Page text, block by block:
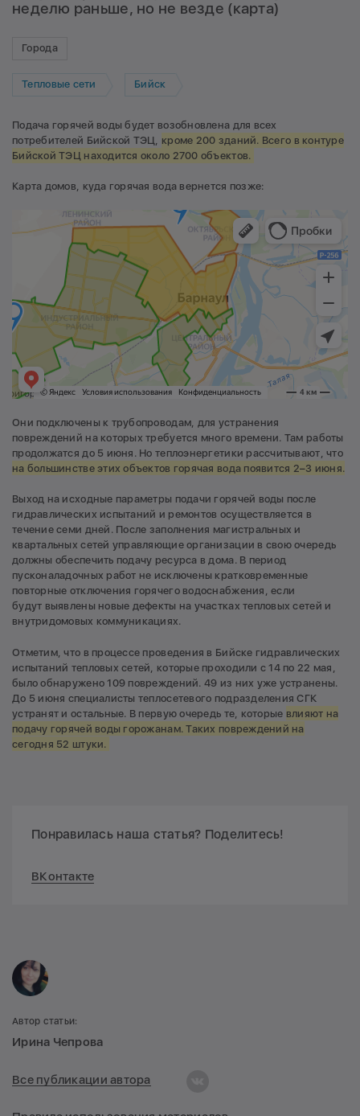
неделю раньше, но не везде (карта)
Города
Тепловые сети Бийск
Подача горячей воды будет возобновлена для всех
потребителей Бийской ТЭЦ, кроме 200 зданий. Всего в контуре
Бийской ТЭЦ находится около 2700 объектов.
Карта домов, куда горячая вода вернется позже:
Они подключены к трубопроводам, для устранения
повреждений на которых требуется много времени. Там работы
продолжатся до 5 июня. Но теплоэнергетики рассчитывают, что
на большинстве этих объектов горячая вода появится 2–3 июня.
Выход на исходные параметры подачи горячей воды после
гидравлических испытаний и ремонтов осуществляется в
течение семи дней. После заполнения магистральных и
квартальных сетей управляющие организации в свою очередь
должны обеспечить подачу ресурса в дома. В период
пусконаладочных работ не исключены кратковременные
повторные отключения горячего водоснабжения, если
будут выявлены новые дефекты на участках тепловых сетей и
внутридомовых коммуникациях.
Отметим, что в процессе проведения в Бийске гидравлических
испытаний тепловых сетей, которые проходили с 14 по 22 мая,
было обнаружено 109 повреждений. 49 из них уже устранены.
До 5 июня специалисты теплосетевого подразделения СГК
устранят и остальные. В первую очередь те, которые влияют на
подачу горячей воды горожанам. Таких повреждений на
сегодня 52 штуки.
Понравилась наша статья? Поделитесь!
ВКонтакте
Автор статьи:
Ирина Чепрова
Все публикации автора